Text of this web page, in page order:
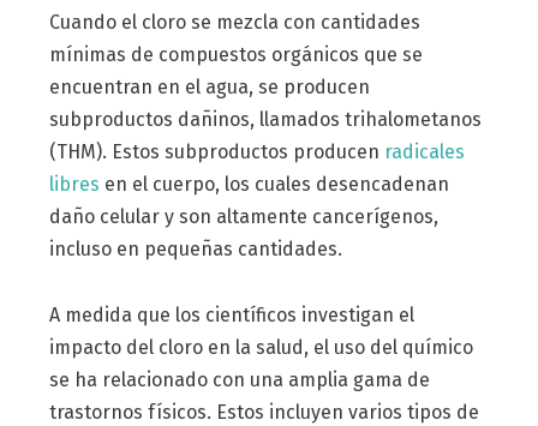
Cuando el cloro se mezcla con cantidades
mínimas de compuestos orgánicos que se
encuentran en el agua, se producen
subproductos dañinos, llamados trihalometanos
(THM). Estos subproductos producen radicales
libres en el cuerpo, los cuales desencadenan
daño celular y son altamente cancerígenos,
incluso en pequeñas cantidades.
A medida que los científicos investigan el
impacto del cloro en la salud, el uso del químico
se ha relacionado con una amplia gama de
trastornos físicos. Estos incluyen varios tipos de